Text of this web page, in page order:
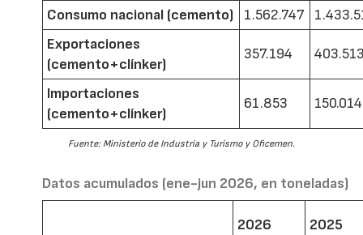
Consumo nacional (cemento)
1.562.747
Exportaciones
(cemento+clínker)
357.194
Importaciones
(cemento+clínker)
61.853 150.014
Fuente: Ministerio de Industria y Turismo y Oficemen.
Datos acumulados (ene-jun 2026, en toneladas)
2026 2025